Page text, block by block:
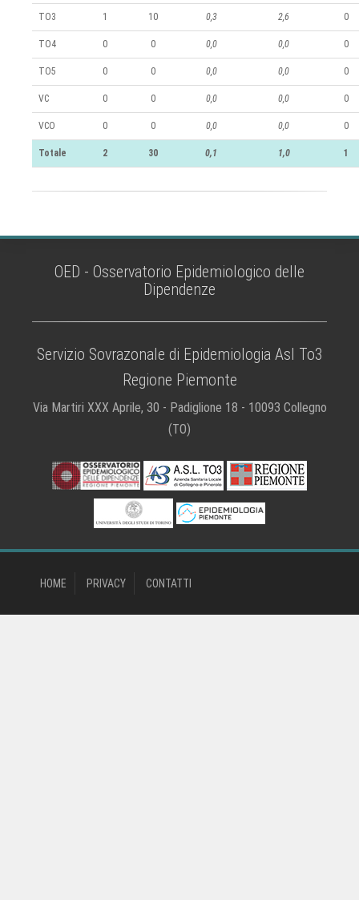
TO3 1 10 0,3 2,6 0
TO4 0 0 0,0 0,0 0
TO5 0 0 0,0 0,0 0
VC 0 0 0,0 0,0 0
VCO 0 0 0,0 0,0 0
Totale 2 30 0,1 1,0 1
OED - Osservatorio Epidemiologico delle
Dipendenze
Servizio Sovrazonale di Epidemiologia Asl To3
Regione Piemonte
Via Martiri XXX Aprile, 30 - Padiglione 18 - 10093 Collegno
(TO)
HOME PRIVACY CONTATTI